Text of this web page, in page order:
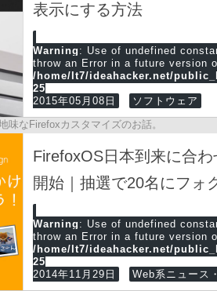
表示にする方法
Warning : Use of undefined
throw an Error in a future version
/home/lt7/ideahacker.net/
25
2015年05月08日
ソフトウェア
味なFirefoxカスタマイズのお話。
FirefoxOS日本到来に合
開始｜抽選で20名にフォ
Warning : Use of undefined
throw an Error in a future version
/home/lt7/ideahacker.net/
25
2014年11月29日
Web系ニュース